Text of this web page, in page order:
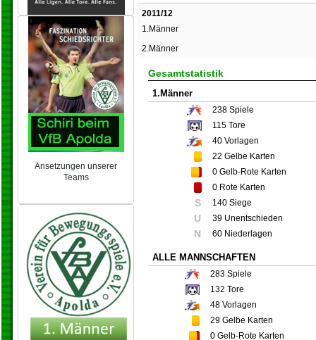
Ansetzungen unserer
Teams
2011/12
1.Männer
2.Männer
Gesamtstatistik
1.Männer
238 Spiele
115 Tore
40 Vorlagen
22 Gelbe Karten
0 Gelb-Rote Karten
0 Rote Karten
S 140 Siege
U 39 Unentschieden
N 60 Niederlagen
ALLE MANNSCHAFTEN
283 Spiele
132 Tore
48 Vorlagen
29 Gelbe Karten
0 Gelb-Rote Karten